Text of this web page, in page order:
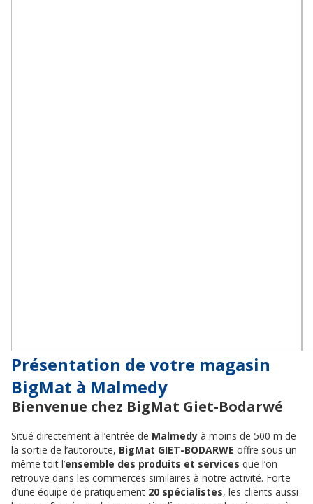
Présentation de votre magasin
BigMat à Malmedy
Bienvenue chez BigMat Giet-Bodarwé
Situé directement à l’entrée de Malmedy à moins de 500 m de
la sortie de l’autoroute, BigMat GIET-BODARWE offre sous un
même toit l’ensemble des produits et services que l’on
retrouve dans les commerces similaires à notre activité. Forte
d’une équipe de pratiquement 20 spécialistes, les clients aussi